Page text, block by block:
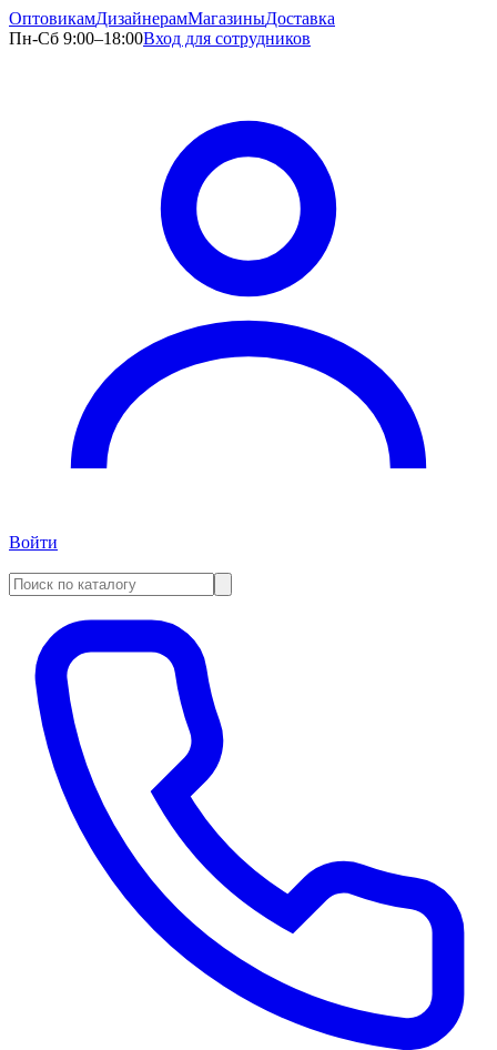
ОптовикамДизайнерамМагазиныДоставка
Пн-Сб 9:00–18:00Вход для сотрудников
Войти